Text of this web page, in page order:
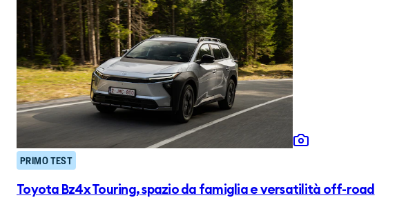
PRIMO TEST
Toyota Bz4x Touring, spazio da famiglia e versatilità off-road